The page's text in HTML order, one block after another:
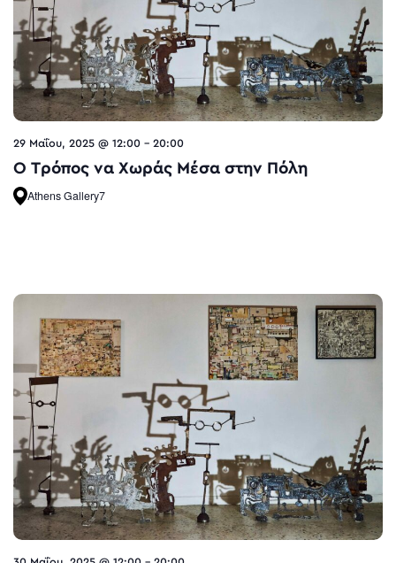
29 Μαΐου, 2025 @ 12:00 - 20:00
O Τρόπος να Χωράς Μέσα στην Πόλη
Athens Gallery7